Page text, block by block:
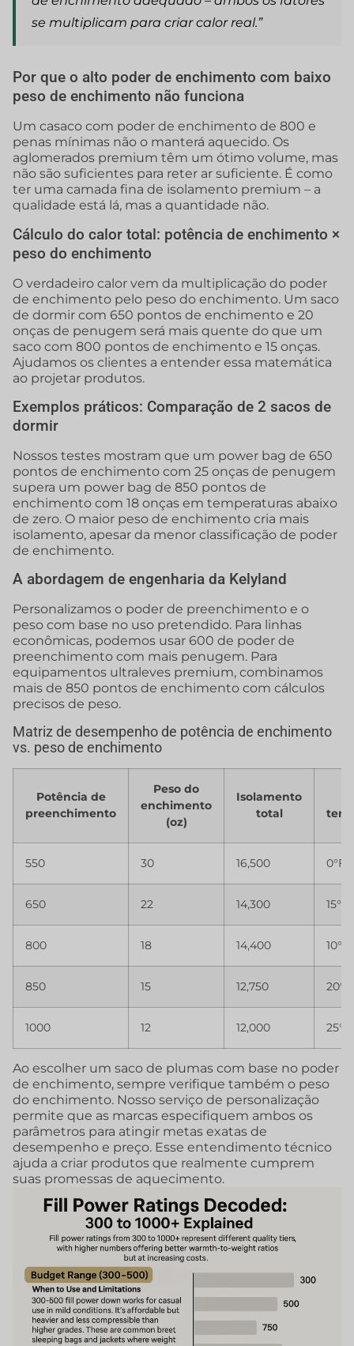
se multiplicam para criar calor real.”
Por que o alto poder de enchimento com baixo
peso de enchimento não funciona
Um casaco com poder de enchimento de 800 e
penas mínimas não o manterá aquecido. Os
aglomerados premium têm um ótimo volume, mas
não são suficientes para reter ar suficiente. É como
ter uma camada fina de isolamento premium – a
qualidade está lá, mas a quantidade não.
Cálculo do calor total: potência de enchimento ×
peso do enchimento
O verdadeiro calor vem da multiplicação do poder
de enchimento pelo peso do enchimento. Um saco
de dormir com 650 pontos de enchimento e 20
onças de penugem será mais quente do que um
saco com 800 pontos de enchimento e 15 onças.
Ajudamos os clientes a entender essa matemática
ao projetar produtos.
Exemplos práticos: Comparação de 2 sacos de
dormir
Nossos testes mostram que um power bag de 650
pontos de enchimento com 25 onças de penugem
supera um power bag de 850 pontos de
enchimento com 18 onças em temperaturas abaixo
de zero. O maior peso de enchimento cria mais
isolamento, apesar da menor classificação de poder
de enchimento.
A abordagem de engenharia da Kelyland
Personalizamos o poder de preenchimento e o
peso com base no uso pretendido. Para linhas
econômicas, podemos usar 600 de poder de
preenchimento com mais penugem. Para
equipamentos ultraleves premium, combinamos
mais de 850 pontos de enchimento com cálculos
precisos de peso.
Matriz de desempenho de potência de enchimento
vs. peso de enchimento
Potência de
preenchimento
Peso do
enchimento
(oz)
Isolamento
total
550 30 16,500 0°F/-
650 22 14,300
800 18 14,400
850 15 12,750
1000 12 12,000
Ao escolher um saco de plumas com base no poder
de enchimento, sempre verifique também o peso
do enchimento. Nosso serviço de personalização
permite que as marcas especifiquem ambos os
parâmetros para atingir metas exatas de
desempenho e preço. Esse entendimento técnico
ajuda a criar produtos que realmente cumprem
suas promessas de aquecimento.